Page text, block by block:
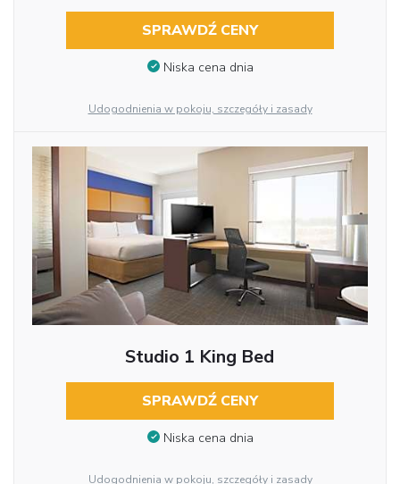
SPRAWDŹ CENY
Niska cena dnia
Udogodnienia w pokoju, szczegóły i zasady
Studio 1 King Bed
SPRAWDŹ CENY
Niska cena dnia
Udogodnienia w pokoju, szczegóły i zasady